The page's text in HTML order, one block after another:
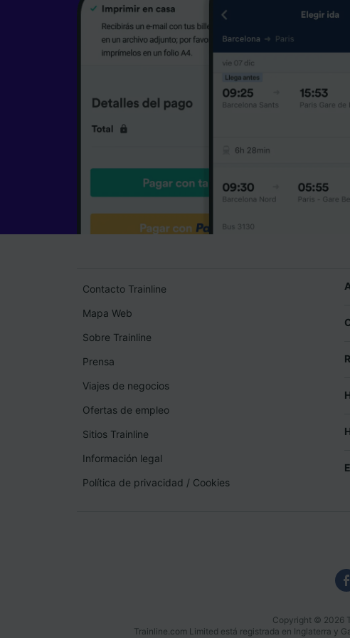
Contacto Trainline
Mapa Web
Sobre Trainline
Prensa
Viajes de negocios
Ofertas de empleo
Sitios Trainline
Información legal
Política de privacidad / Cookies
Copyright © 2026
Trainline.com Limited está registrada en Inglaterra y